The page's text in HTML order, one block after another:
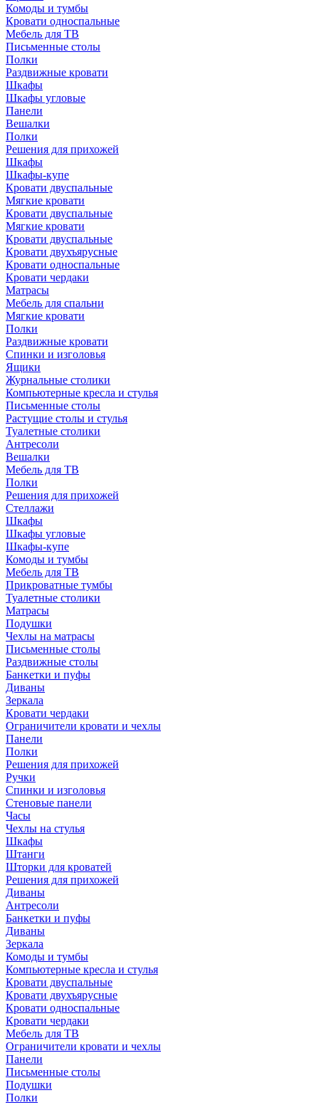
Комоды и тумбы
Кровати односпальные
Мебель для ТВ
Письменные столы
Полки
Раздвижные кровати
Шкафы
Шкафы угловые
Панели
Вешалки
Полки
Решения для прихожей
Шкафы
Шкафы-купе
Кровати двуспальные
Мягкие кровати
Кровати двуспальные
Мягкие кровати
Кровати двуспальные
Кровати двухъярусные
Кровати односпальные
Кровати чердаки
Матрасы
Мебель для спальни
Мягкие кровати
Полки
Раздвижные кровати
Спинки и изголовья
Ящики
Журнальные столики
Компьютерные кресла и стулья
Письменные столы
Растущие столы и стулья
Туалетные столики
Антресоли
Вешалки
Мебель для ТВ
Полки
Решения для прихожей
Стеллажи
Шкафы
Шкафы угловые
Шкафы-купе
Комоды и тумбы
Мебель для ТВ
Прикроватные тумбы
Туалетные столики
Матрасы
Подушки
Чехлы на матрасы
Письменные столы
Раздвижные столы
Банкетки и пуфы
Диваны
Зеркала
Кровати чердаки
Ограничители кровати и чехлы
Панели
Полки
Решения для прихожей
Ручки
Спинки и изголовья
Стеновые панели
Часы
Чехлы на стулья
Шкафы
Штанги
Шторки для кроватей
Решения для прихожей
Диваны
Антресоли
Банкетки и пуфы
Диваны
Зеркала
Комоды и тумбы
Компьютерные кресла и стулья
Кровати двуспальные
Кровати двухъярусные
Кровати односпальные
Кровати чердаки
Мебель для ТВ
Ограничители кровати и чехлы
Панели
Письменные столы
Подушки
Полки